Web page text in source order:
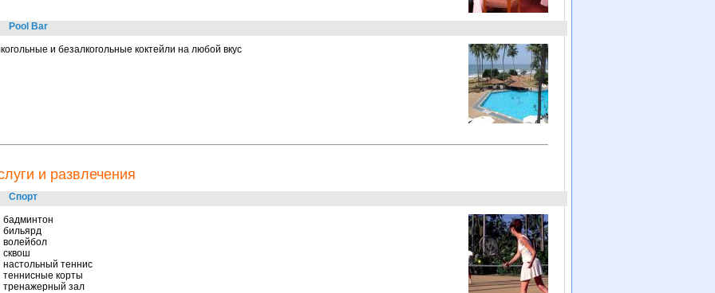
Pool Bar
и безалкогольные коктейли на любой вкус
и развлечения
Спорт
бадминтон
бильярд
волейбол
сквош
настольный теннис
теннисные корты
тренажерный зал